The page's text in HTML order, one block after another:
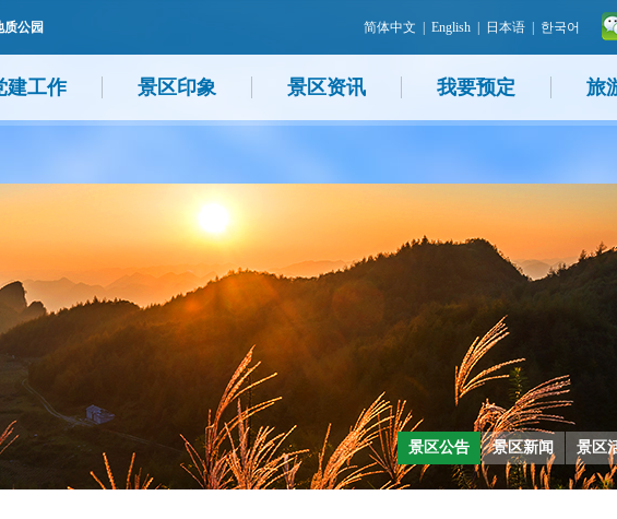
公园 简体中文 English 日本语 한국어
建工作 景区印象 景区资讯 我要预定 旅
景区公告 景区新闻 景区